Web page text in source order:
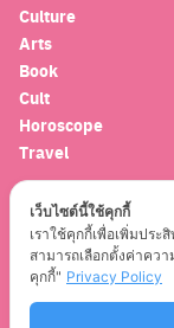
Culture
Arts
Book
Cult
Horoscope
Travel
Entertainment
Celebrity
Movies
Musics
เว็บไซต์นี้ใช้คุกกี้
เราใช้คุกกี้เพื่อเพิ่มปร
สามารถเลือกตั้งค่าคว
คุกกี้" Privacy Policy